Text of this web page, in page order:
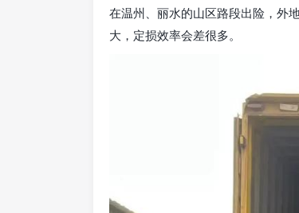
在温州、丽水的山区路段出险，外
大，定损效率会差很多。